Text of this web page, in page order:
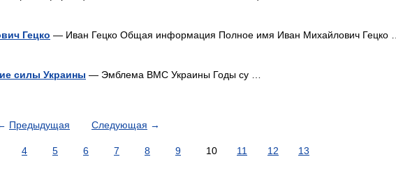
Гецко — Иван Гецко Общая информация Полное имя Иван Михайлович Гецко …
силы Украины — Эмблема ВМС Украины Годы су …
Предыдущая Следующая →
4 5 6 7 8 9 10 11 12 13